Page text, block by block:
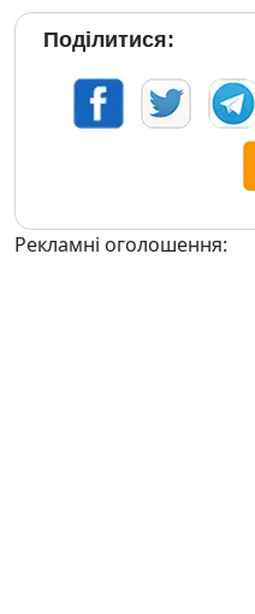
Поділитися:
Рекламні оголошення: